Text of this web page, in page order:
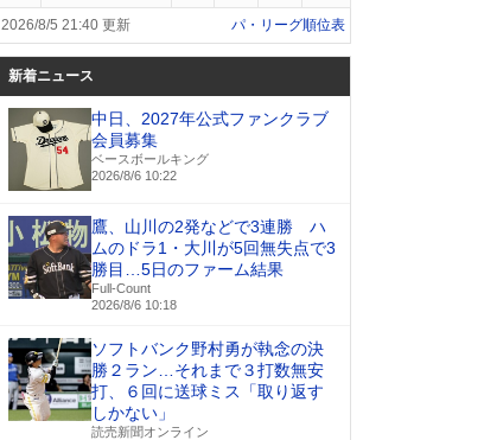
2026/8/5 21:40 更新 パ・リーグ順位表
新着ニュース
中日、2027年公式ファンクラブ
会員募集
ベースボールキング
2026/8/6 10:22
鷹、山川の2発などで3連勝 ハ
ムのドラ1・大川が5回無失点で3
勝目…5日のファーム結果
Full-Count
2026/8/6 10:18
ソフトバンク野村勇が執念の決
勝２ラン…それまで３打数無安
打、６回に送球ミス「取り返す
しかない」
読売新聞オンライン